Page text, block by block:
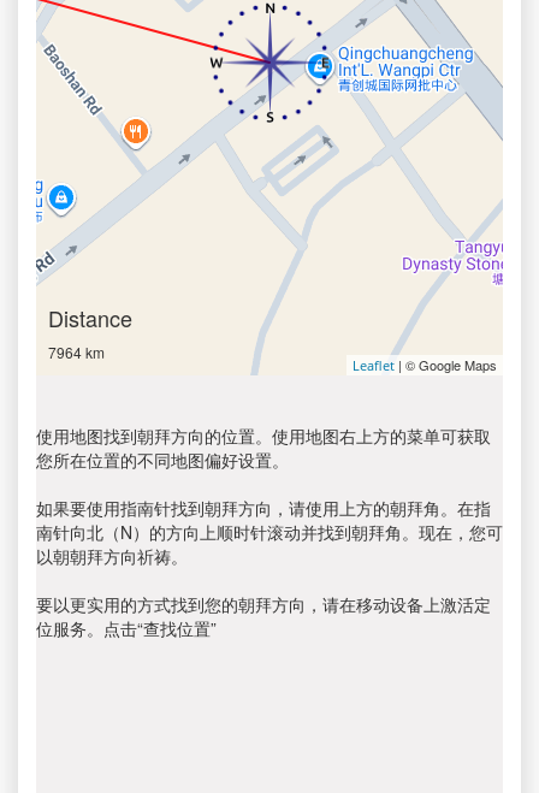
Distance
7964 km
Leaflet | © Google Maps
使用地图找到朝拜方向的位置。使用地图右上方的菜单可获取
您所在位置的不同地图偏好设置。
如果要使用指南针找到朝拜方向，请使用上方的朝拜角。在指
南针向北（N）的方向上顺时针滚动并找到朝拜角。现在，您可
以朝朝拜方向祈祷。
要以更实用的方式找到您的朝拜方向，请在移动设备上激活定
位服务。点击“查找位置”